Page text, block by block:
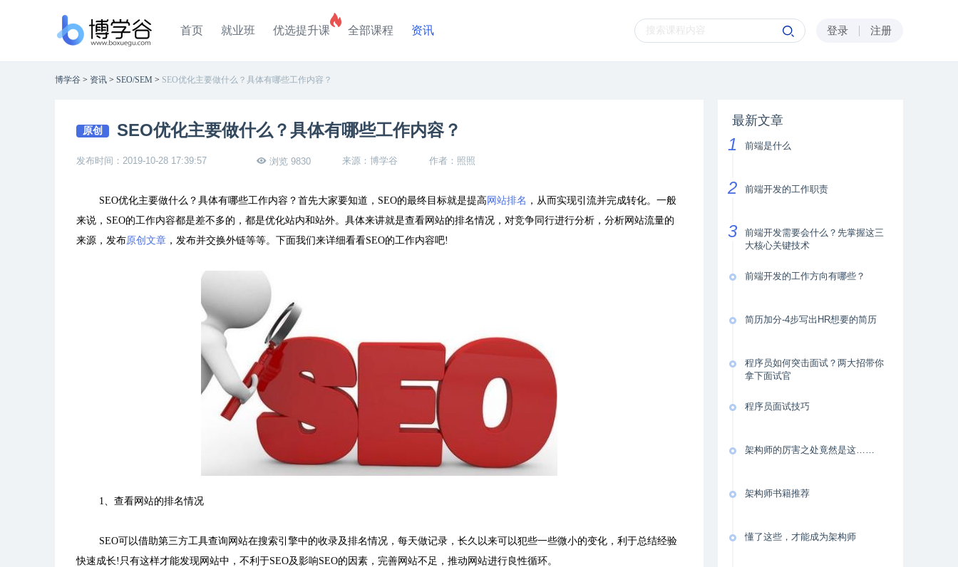
首页 就业班 优选提升课 全部课程 资讯 登录 注册
博学谷 > 资讯 > SEO/SEM > SEO优化主要做什么？具体有哪些工作内容？
原创 SEO优化主要做什么？具体有哪些工作内容？
发布时间：2019-10-28 17:39:57 浏览 9830 来源：博学谷 作者：照照
SEO优化主要做什么？具体有哪些工作内容？首先大家要知道，SEO的最终目标就是提高 网站排名 ，从而实现引流并完成转化。一般
来说，SEO的工作内容都是差不多的，都是优化站内和站外。具体来讲就是查看网站的排名情况，对竞争同行进行分析，分析网站流量的
来源，发布原创文章 ，发布并交换外链等等。下面我们来详细看看SEO的工作内容吧!
1、查看网站的排名情况
SEO可以借助第三方工具查询网站在搜索引擎中的收录及排名情况，每天做记录，长久以来可以犯些一些微小的变化，利于总结经验
快速成长!只有这样才能发现网站中，不利于SEO及影响SEO的因素，完善网站不足，推动网站进行良性循环。
最新文章
前端是什么
前端开发的工作职责
前端开发需要会什么？先掌握这三
大核心关键技术
前端开发的工作方向有哪些？
简历加分-4步写出HR想要的简历
程序员如何突击面试？两大招带你
拿下面试官
程序员面试技巧
架构师的厉害之处竟然是这……
架构师书籍推荐
懂了这些，才能成为架构师